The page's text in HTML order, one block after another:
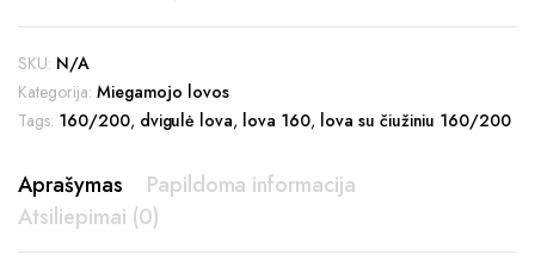
SKU: N/A
Kategorija: Miegamojo lovos
Tags: 160/200, dvigulė lova, lova 160, lova su čiužiniu 160/200
Aprašymas
Papildoma informacija
Atsiliepimai (0)